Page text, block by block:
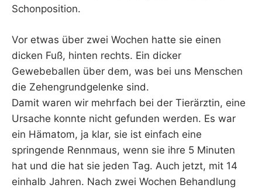
Schonposition.
Vor etwas über zwei Wochen hatte sie einen
dicken Fuß, hinten rechts. Ein dicker
Gewebeballen über dem, was bei uns Menschen
die Zehengrundgelenke sind.
Damit waren wir mehrfach bei der Tierärztin, eine
Ursache konnte nicht gefunden werden. Es war
ein Hämatom, ja klar, sie ist einfach eine
springende Rennmaus, wenn sie ihre 5 Minuten
hat und die hat sie jeden Tag. Auch jetzt, mit 14
einhalb Jahren. Nach zwei Wochen Behandlung